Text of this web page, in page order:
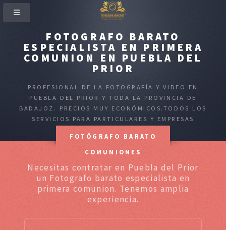
FOTOGRAFO BARATO
ESPECIALISTA EN PRIMERA
COMUNION EN PUEBLA DEL
PRIOR
PROFESIONAL DE LA FOTOGRAFÍA Y VIDEO EN
PUEBLA DEL PRIOR Y TODA LA PROVINCIA DE
BADAJOZ. PRECIOS MUY ECONÓMICOS.TODOS LOS
SERVICIOS PARA PARTICULARES Y EMPRESAS
FOTÓGRAFO BARATO
COMUNIONES
Necesitas contratar en Puebla del Prior
un Fotografo barato especialista en
primera comunion. Tenemos amplia
experiencia.